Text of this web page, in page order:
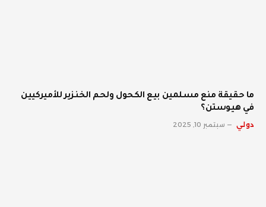
ما حقيقة منع مسلمين بيع الكحول ولحم الخنزير للأميركيين
في هيوستن؟
دولي سبتمبر 10, 2025